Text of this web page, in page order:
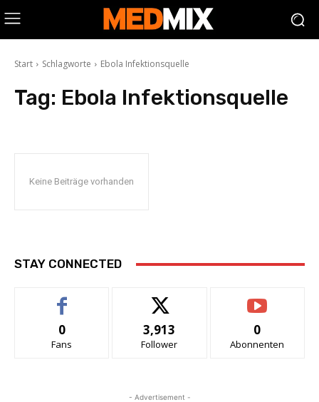
Start Schlagworte Ebola Infektionsquelle
Tag: Ebola Infektionsquelle
Keine Beiträge vorhanden
STAY CONNECTED
0
Fans
3,913
Follower
0
Abonnenten
- Advertisement -